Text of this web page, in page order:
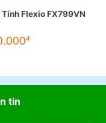
Tính Flexio FX799VN
đ
tin